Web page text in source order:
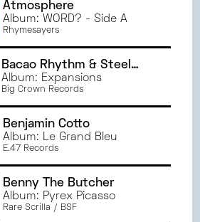
Atmosphere
Album: WORD? - Side A
Rhymesayers
Bacao Rhythm & Steel
Band
Album: Expansions
Big Crown Records
Benjamin Cotto
Album: Le Grand Bleu
E.47 Records
Benny The Butcher
Album: Pyrex Picasso
Rare Scrilla / BSF